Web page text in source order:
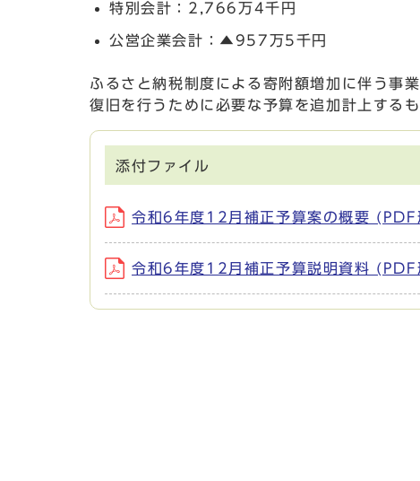
特別会計：2,766万4千円
公営企業会計：▲957万5千円
ふるさと納税制度による寄附額増加に伴う事
復旧を行うために必要な予算を追加計上する
添付ファイル
令和6年度12月補正予算案の概要
令和6年度12月補正予算説明資料